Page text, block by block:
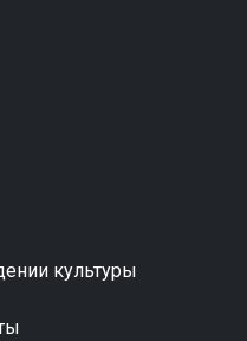
культуры